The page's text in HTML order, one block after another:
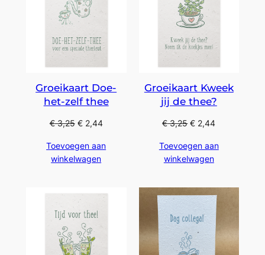
Groeikaart Doe-
het-zelf thee
€3,25 €2,44
Toevoegen aan
winkelwagen
Groeikaart Kweek
jij de thee?
€3,25 € 2,44
Toevoegen aan
winkelwagen